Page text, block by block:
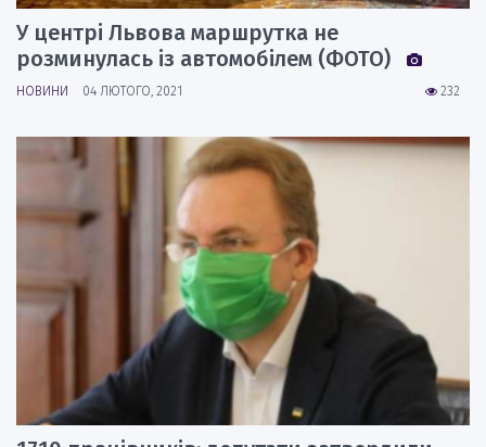
У центрі Львова маршрутка не
розминулась із автомобілем (ФОТО)
232
НОВИНИ 04 ЛЮТОГО, 2021